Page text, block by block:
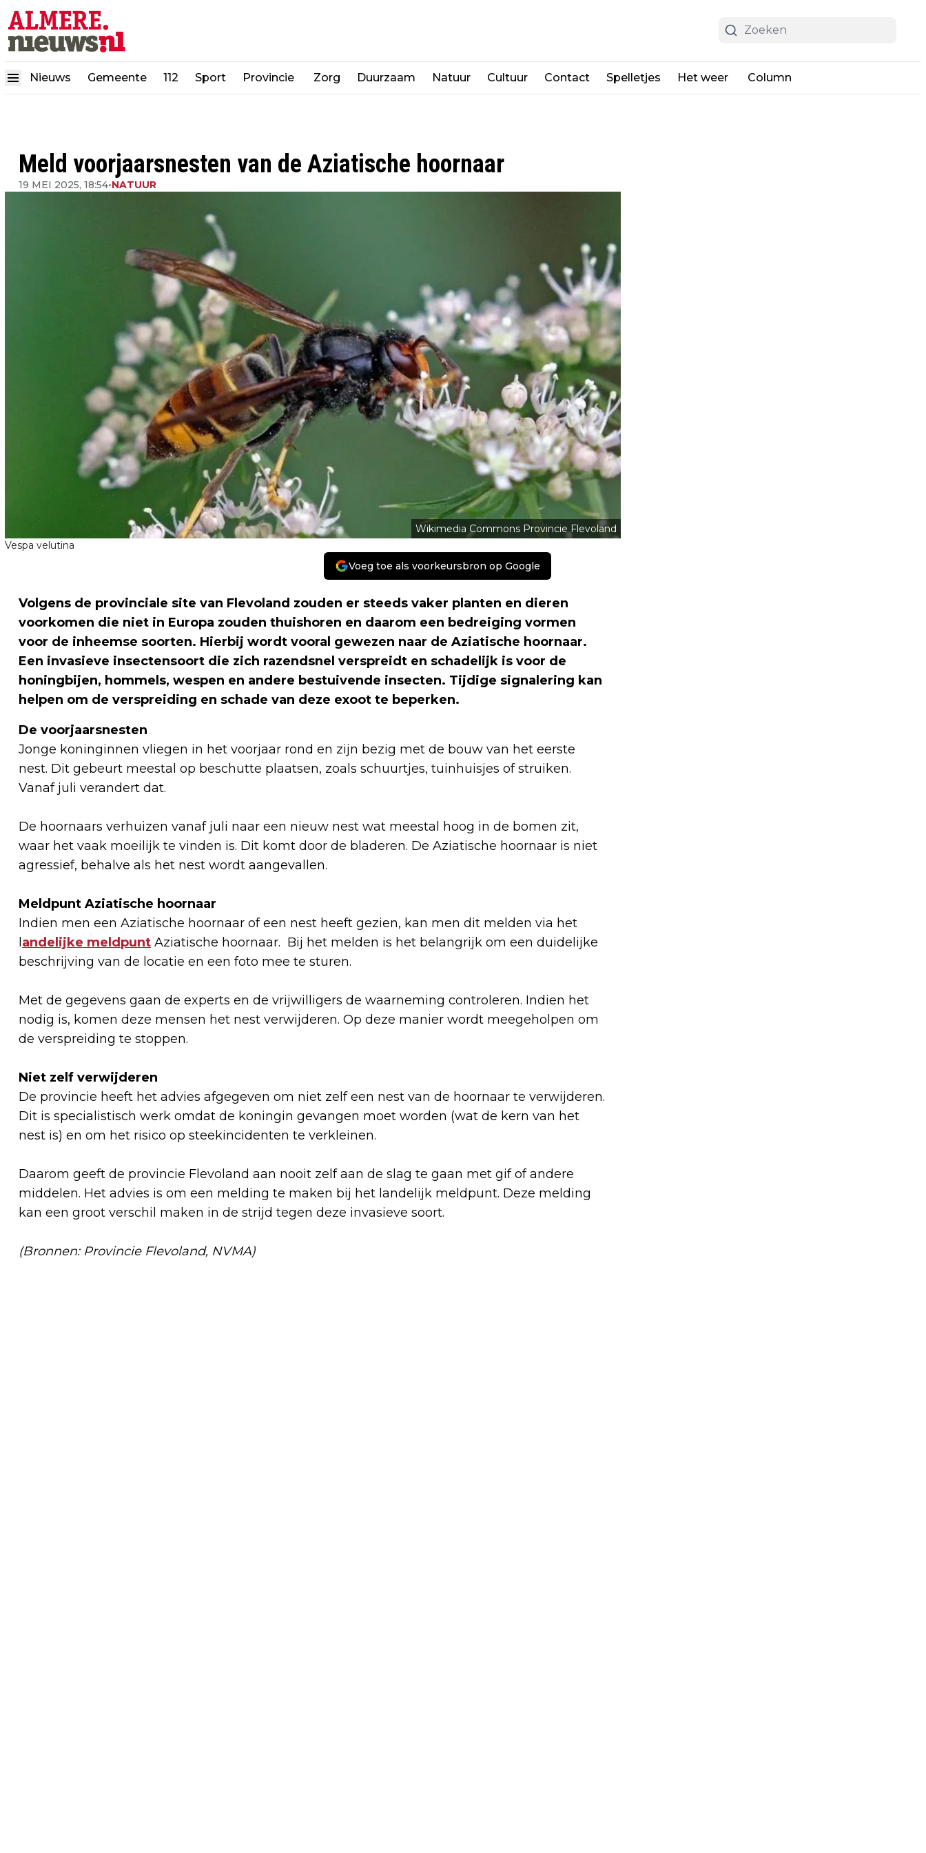
Nieuws Gemeente 112 Sport Provincie Zorg Duurzaam Natuur Cultuur Contact Spelletjes Het weer Column
Meld voorjaarsnesten van de Aziatische hoornaar
19 MEI 2025, 18:54•NATUUR
Wikimedia Commons Provincie Flevoland
Vespa velutina
Voeg toe als voorkeursbron op Google
Volgens de provinciale site van Flevoland zouden er steeds vaker planten en dieren
voorkomen die niet in Europa zouden thuishoren en daarom een bedreiging vormen
voor de inheemse soorten. Hierbij wordt vooral gewezen naar de Aziatische hoornaar.
Een invasieve insectensoort die zich razendsnel verspreidt en schadelijk is voor de
honingbijen, hommels, wespen en andere bestuivende insecten. Tijdige signalering kan
helpen om de verspreiding en schade van deze exoot te beperken.
De voorjaarsnesten
Jonge koninginnen vliegen in het voorjaar rond en zijn bezig met de bouw van het eerste
nest. Dit gebeurt meestal op beschutte plaatsen, zoals schuurtjes, tuinhuisjes of struiken.
Vanaf juli verandert dat.
De hoornaars verhuizen vanaf juli naar een nieuw nest wat meestal hoog in de bomen zit,
waar het vaak moeilijk te vinden is. Dit komt door de bladeren. De Aziatische hoornaar is niet
agressief, behalve als het nest wordt aangevallen.
Meldpunt Aziatische hoornaar
Indien men een Aziatische hoornaar of een nest heeft gezien, kan men dit melden via het
andelijke meldpunt Aziatische hoornaar. Bij het melden is het belangrijk om een duidelijke
beschrijving van de locatie en een foto mee te sturen.
Met de gegevens gaan de experts en de vrijwilligers de waarneming controleren. Indien het
nodig is, komen deze mensen het nest verwijderen. Op deze manier wordt meegeholpen om
de verspreiding te stoppen.
Niet zelf verwijderen
De provincie heeft het advies afgegeven om niet zelf een nest van de hoornaar te verwijderen.
Dit is specialistisch werk omdat de koningin gevangen moet worden (wat de kern van het
nest is) en om het risico op steekincidenten te verkleinen.
Daarom geeft de provincie Flevoland aan nooit zelf aan de slag te gaan met gif of andere
middelen. Het advies is om een melding te maken bij het landelijk meldpunt. Deze melding
kan een groot verschil maken in de strijd tegen deze invasieve soort.
(Bronnen: Provincie Flevoland, NVMA)